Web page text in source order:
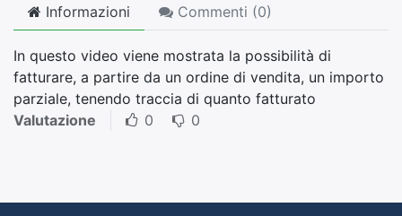
Informazioni Commenti (0)
In questo video viene mostrata la possibilità di
fatturare, a partire da un ordine di vendita, un importo
parziale, tenendo traccia di quanto fatturato
Valutazione
0 0